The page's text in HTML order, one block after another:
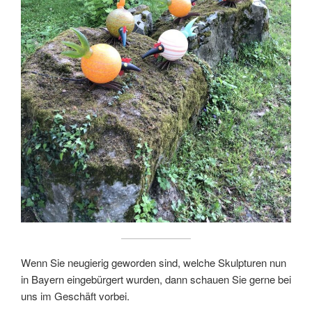
Wenn Sie neugierig geworden sind, welche Skulpturen nun
in Bayern eingebürgert wurden, dann schauen Sie gerne bei
uns im Geschäft vorbei.